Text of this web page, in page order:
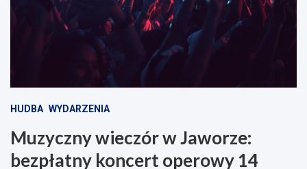
HUDBA WYDARZENIA
Muzyczny wieczór w Jaworze:
bezpłatny koncert operowy 14